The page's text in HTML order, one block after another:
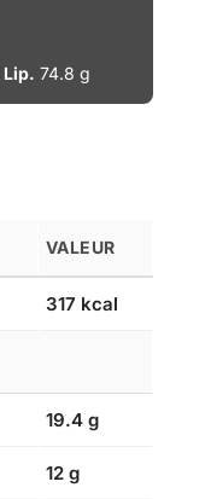
Lip. 74.8 g
VALEUR
317 kcal
19.4 g
12 g